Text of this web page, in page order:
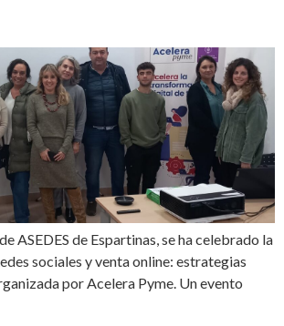
ASEDES de Espartinas, se ha celebrado la
sociales y venta online: estrategias
por Acelera Pyme. Un evento